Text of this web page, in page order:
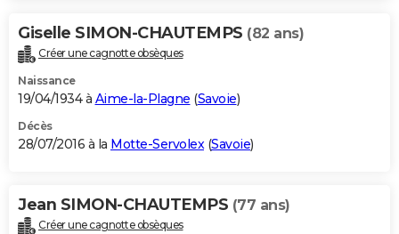
Giselle SIMON-CHAUTEMPS (82 ans)
Créer une cagnotte obsèques
Naissance
19/04/1934 à Aime-la-Plagne (Savoie)
Décès
28/07/2016 à la Motte-Servolex(Savoie)
Jean SIMON-CHAUTEMPS (77 ans)
Créer une cagnotte obsèques